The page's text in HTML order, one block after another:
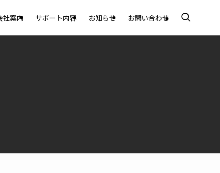
社案内 サポート内容 お知らせ お問い合わせ